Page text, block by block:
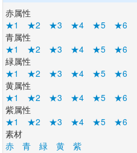
赤属性
★1
★2 ★3 ★4 ★5
★6
青属性
★1
★2 ★3 ★4 ★5
★6
緑属性
★1
★2 ★3 ★4 ★5
★6
黄属性
★1
★2 ★3 ★4 ★5
★6
紫属性
★1
★2 ★3 ★4 ★5
★6
素材
赤
青 緑 黄
紫